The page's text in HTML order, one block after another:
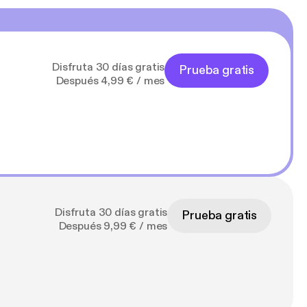
Disfruta 30 días gratis
Después 4,99 € / mes
Prueba gratis
Disfruta 30 días gratis
Después 9,99 € / mes
Prueba gratis